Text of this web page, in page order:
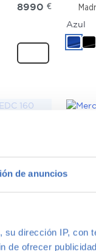
de anuncios
dirección IP, con
de ofrecer
8990 €
Azul
Gris